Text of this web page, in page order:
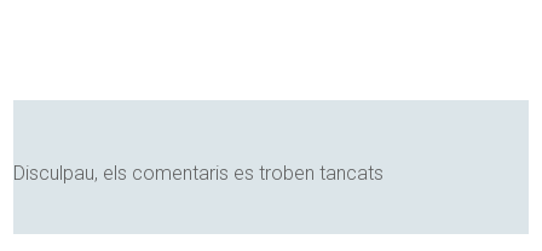
Disculpau, els comentaris es troben tancats